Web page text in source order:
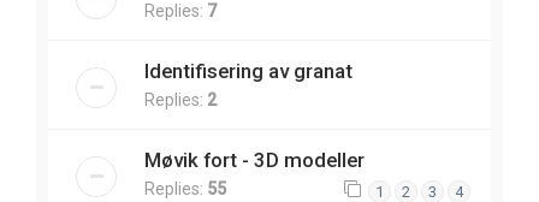
Replies: 7
Identifisering av granat
Replies: 2
Møvik fort - 3D modeller
Replies: 55 1 2 3 4